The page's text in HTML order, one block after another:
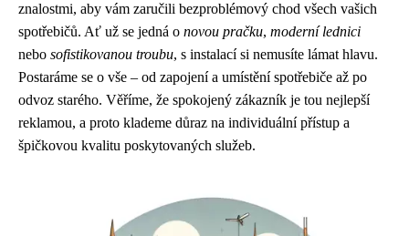
znalostmi, aby vám zaručili bezproblémový chod všech vašich
spotřebičů. Ať už se jedná o novou pračku, moderní lednici
nebo sofistikovanou troubu, s instalací si nemusíte lámat hlavu.
Postaráme se o vše – od zapojení a umístění spotřebiče až po
odvoz starého. Věříme, že spokojený zákazník je tou nejlepší
reklamou, a proto klademe důraz na individuální přístup a
špičkovou kvalitu poskytovaných služeb.